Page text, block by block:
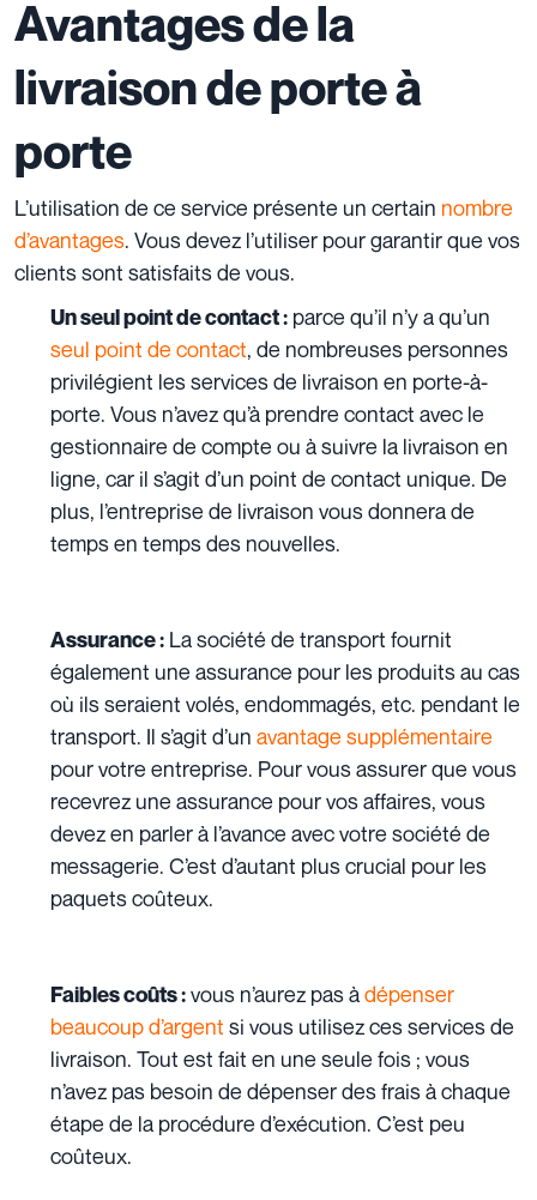
Avantages de la
livraison de porte à
porte
L’utilisation de ce service présente un certain nombre
d’avantages. Vous devez l’utiliser pour garantir que vos
clients sont satisfaits de vous.
Un seul point de contact : parce qu’il n’y a qu’un
seul point de contact, de nombreuses personnes
privilégient les services de livraison en porte-à-
porte. Vous n’avez qu’à prendre contact avec le
gestionnaire de compte ou à suivre la livraison en
ligne, car il s’agit d’un point de contact unique. De
plus, l’entreprise de livraison vous donnera de
temps en temps des nouvelles.
Assurance : La société de transport fournit
également une assurance pour les produitsau cas
où ils seraient volés, endommagés, etc. pendant le
transport. Il s’agit d’un avantage supplémentaire
pour votre entreprise. Pour vous assurer que vous
recevrez une assurance pour vos affaires, vous
devez en parler à l’avance avec votre société de
messagerie. C’est d’autant plus crucial pour les
paquets coûteux.
Faibles coûts :vous n’aurez pas àdépenser
beaucoup d’argent si vous utilisez ces services de
livraison. Tout est fait en une seule fois ; vous
n’avez pas besoin de dépenser des frais à chaque
étape de la procédure d’exécution. C’est peu
coûteux.